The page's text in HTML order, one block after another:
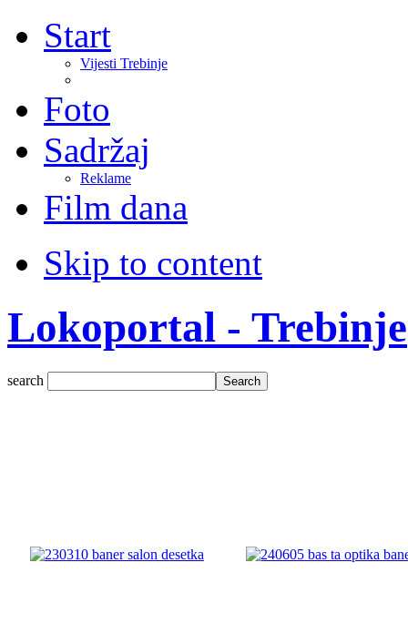
Start
Vijesti Trebinje
Foto
Sadržaj
Reklame
Film dana
Skip to content
Lokoportal - Trebinje
search